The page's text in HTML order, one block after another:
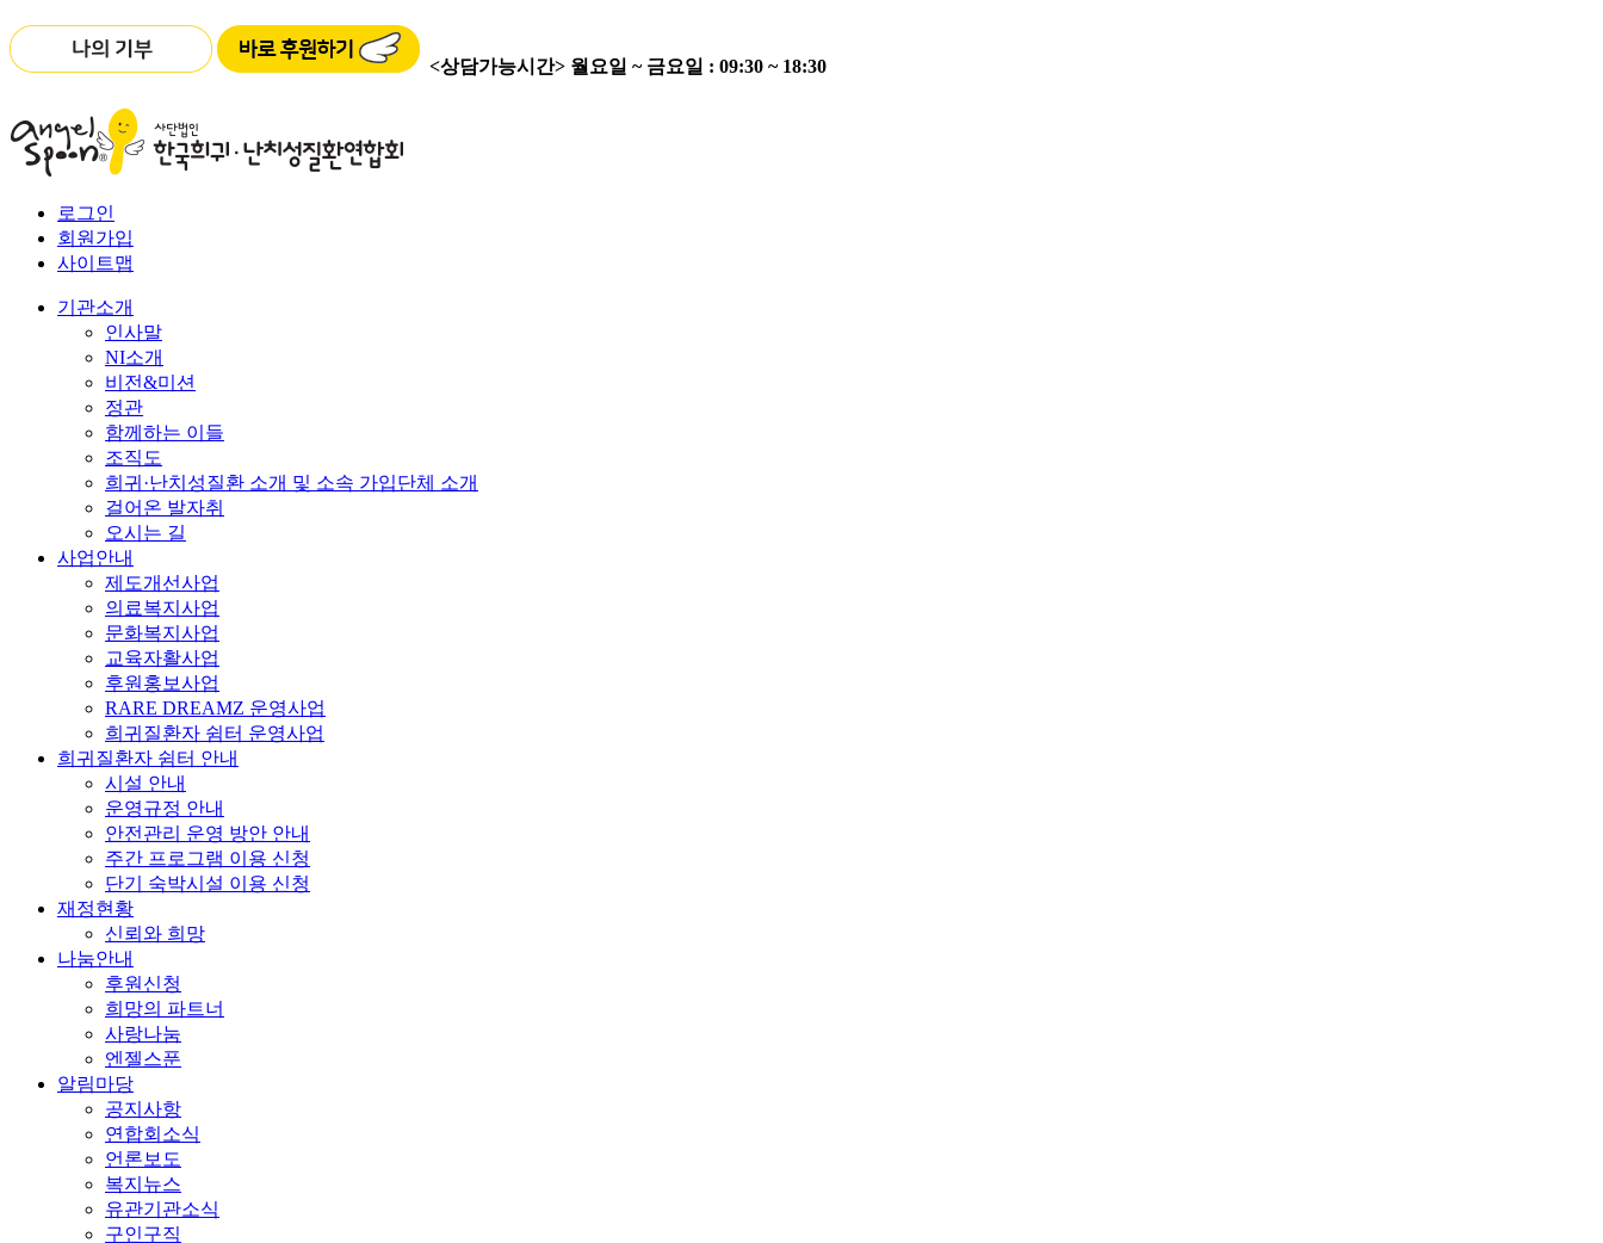
<상담가능시간> 월요일 ~ 금요일 : 09:30 ~ 18:30
로그인
회원가입
사이트맵
기관소개
인사말
NI소개
비전&미션
정관
함께하는 이들
조직도
희귀·난치성질환 소개 및 소속 가입단체 소개
걸어온 발자취
오시는 길
사업안내
제도개선사업
의료복지사업
문화복지사업
교육자활사업
후원홍보사업
RARE DREAMZ 운영사업
희귀질환자 쉼터 운영사업
희귀질환자 쉼터 안내
시설 안내
운영규정 안내
안전관리 운영 방안 안내
주간 프로그램 이용 신청
단기 숙박시설 이용 신청
재정현황
신뢰와 희망
나눔안내
후원신청
희망의 파트너
사랑나눔
엔젤스푼
알림마당
공지사항
연합회소식
언론보도
복지뉴스
유관기관소식
구인구직